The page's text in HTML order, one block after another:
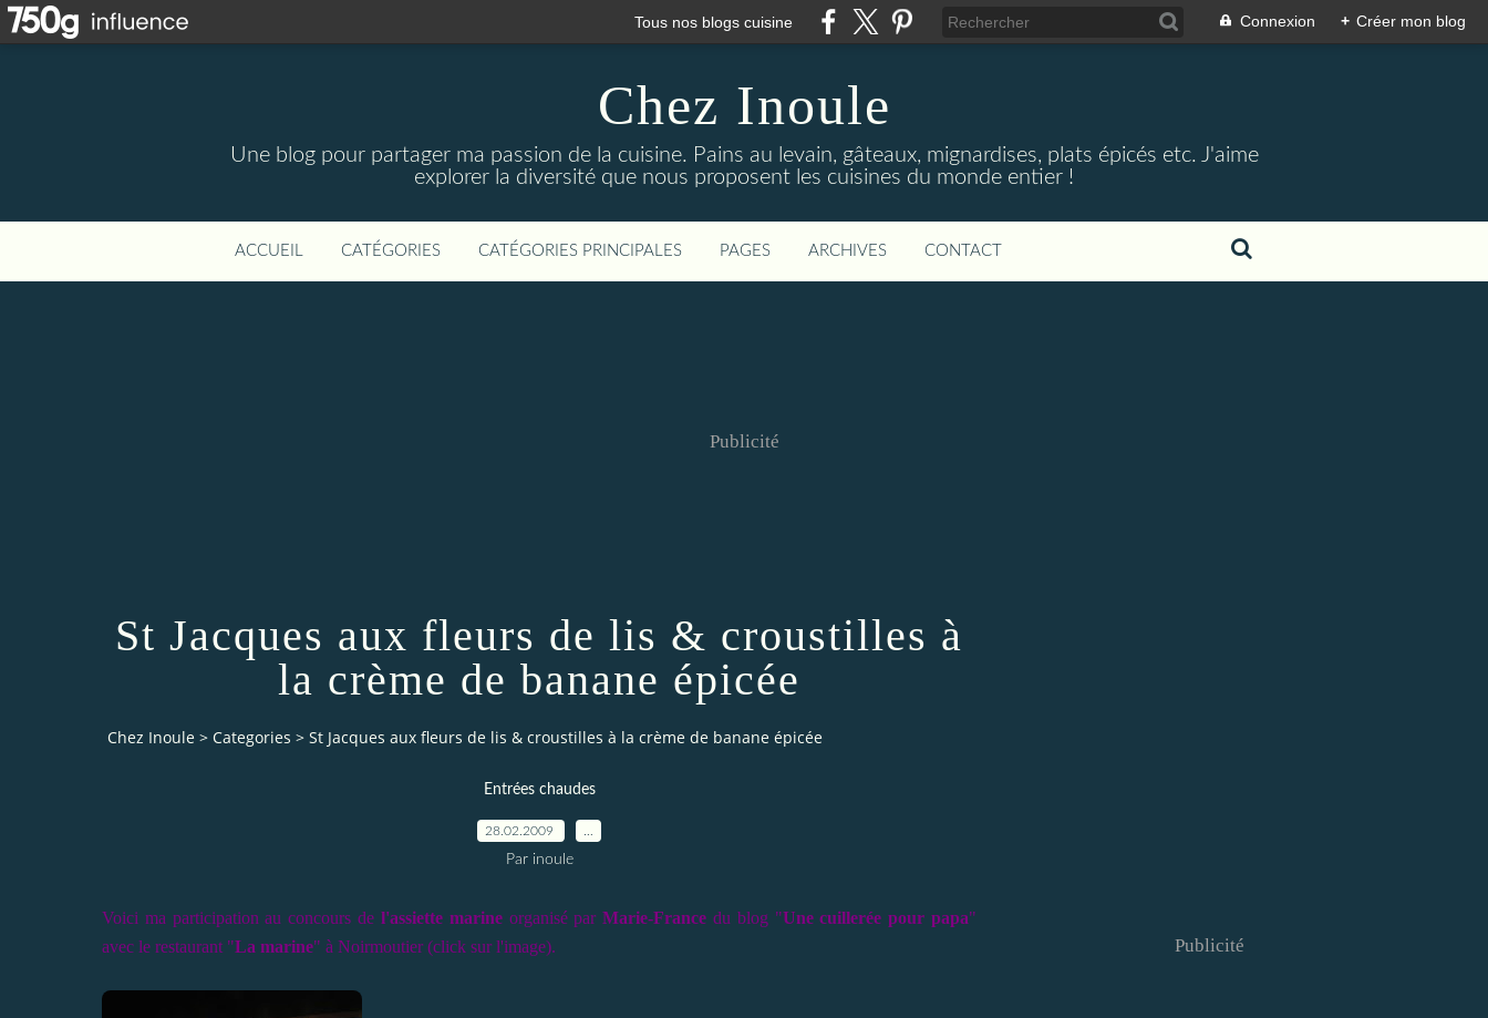
Tous nos blogs cuisine Connexion + Créer mon blog
Chez Inoule
Une blog pour partager ma passion de la cuisine. Pains au levain, gâteaux, mignardises, plats épicés etc. J'aime
explorer la diversité que nous proposent les cuisines du monde entier !
ACCUEIL CATÉGORIES CATÉGORIES PRINCIPALES PAGES ARCHIVES CONTACT
Publicité
St Jacques aux fleurs de lis & croustilles à
la crème de banane épicée
Chez Inoule > Categories > St Jacques aux fleurs de lis & croustilles à la crème de banane épicée
Entrées chaudes
28.02.2009
Par inoule
Voici ma participation au concours de l'assiette marineorganisé parMarie-France du blog "Une cuillerée pour papa"
avec le restaurant "La marine" à Noirmoutier (click sur l'image). Publicité